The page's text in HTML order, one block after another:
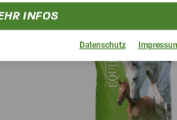
INFOS
Datenschutz